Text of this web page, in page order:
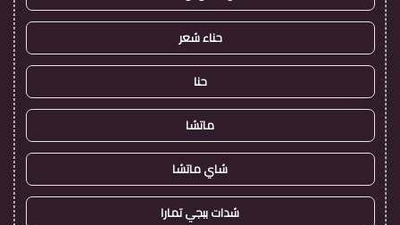
حناء شعر
حنا
ماتشا
شاي ماتشا
شدات ببجي تمارا